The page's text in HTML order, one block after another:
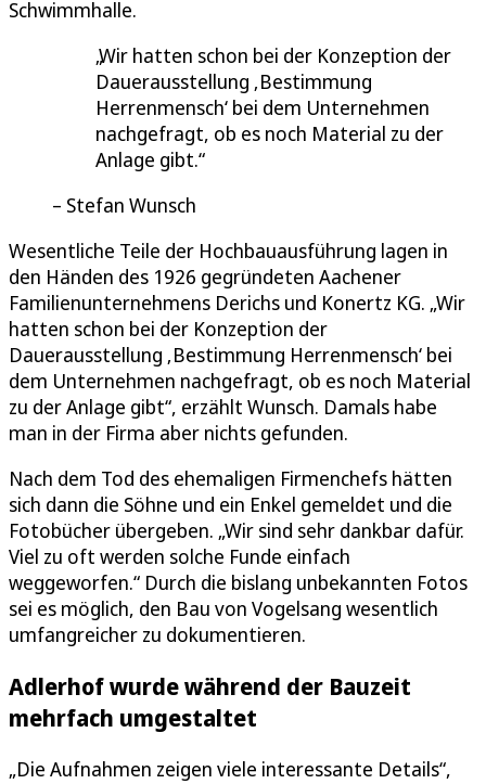
Schwimmhalle.
Wir hatten schon bei der Konzeption der
Dauerausstellung ‚Bestimmung
Herrenmensch‘ bei dem Unternehmen
nachgefragt, ob es noch Material zu der
Anlage gibt.
Stefan Wunsch
Wesentliche Teile der Hochbauausführung lagen in
den Händen des 1926 gegründeten Aachener
Familienunternehmens Derichs und Konertz KG. „Wir
hatten schon bei der Konzeption der
Dauerausstellung ‚Bestimmung Herrenmensch‘ bei
dem Unternehmen nachgefragt, ob es noch Material
zu der Anlage gibt“, erzählt Wunsch. Damals habe
man in der Firma aber nichts gefunden.
Nach dem Tod des ehemaligen Firmenchefs hätten
sich dann die Söhne und ein Enkel gemeldet und die
Fotobücher übergeben. „Wir sind sehr dankbar dafür.
Viel zu oft werden solche Funde einfach
weggeworfen.“ Durch die bislang unbekannten Fotos
sei es möglich, den Bau von Vogelsang wesentlich
umfangreicher zu dokumentieren.
Adlerhof wurde während der Bauzeit
mehrfach umgestaltet
„Die Aufnahmen zeigen viele interessante Details“,